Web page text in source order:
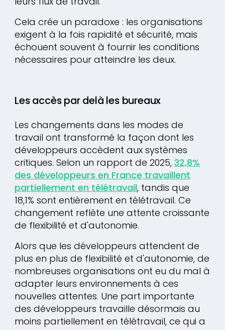
Cela crée un paradoxe : les organisations
exigent à la fois rapidité et sécurité, mais
échouent souvent à fournir les conditions
nécessaires pour atteindre les deux.
Les accès par delà les bureaux
Les changements dans les modes de
travail ont transformé la façon dont les
développeurs accèdent aux systèmes
critiques. Selon un rapport de 2025,32,8%
des développeurs en France travaillent
partiellement en télétravail, tandis que
18,1% sont entièrement en télétravail. Ce
changement reflète une attente croissante
de flexibilité et d'autonomie.
Alors que les développeurs attendent de
plus en plus de flexibilité et d'autonomie, de
nombreuses organisations ont eu du mal à
adapter leurs environnements à ces
nouvelles attentes. Une part importante
des développeurs travaille désormais au
moins partiellement en télétravail, ce qui a